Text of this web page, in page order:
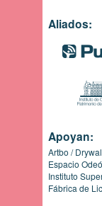
Aliados:
Apoyan:
Artbo
Espacio
Instituto
Fábrica de